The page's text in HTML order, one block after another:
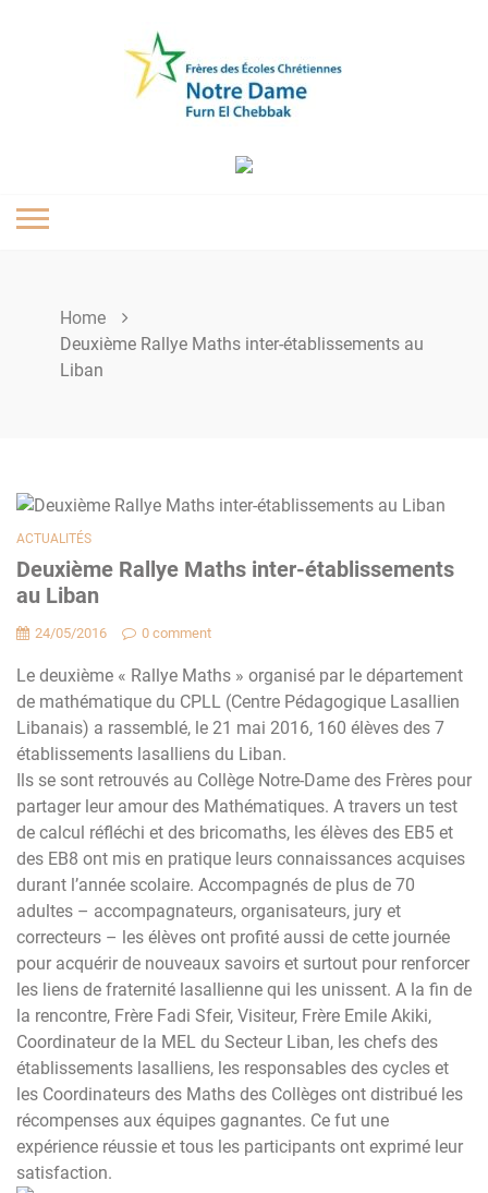
Home
Deuxième Rallye Maths inter-établissements au
Liban
ACTUALITÉS
Deuxième Rallye Maths inter-établissements
au Liban
24/05/2016 0 comment
Le deuxième « Rallye Maths » organisé par le département
de ‎mathématique du CPLL (Centre Pédagogique Lasallien
Libanais) a ‎rassemblé, le 21 mai 2016, 160 élèves des 7
établissements lasalliens du Liban.
Ils se sont retrouvés au Collège Notre-Dame des Frères pour
partager leur ‎amour des Mathématiques. A travers un test
de calcul réfléchi et des bricomaths, les élèves des EB5 et
des EB8 ont mis en pratique ‎leurs connaissances acquises
durant l’année scolaire. Accompagnés de ‎plus de 70
adultes – accompagnateurs, organisateurs, jury et
‎correcteurs – les élèves ont profité aussi de cette journée
pour acquérir ‎de nouveaux savoirs et surtout pour renforcer
les liens de fraternité ‎lasallienne qui les unissent. A la fin de
la rencontre, Frère Fadi Sfeir, Visiteur, Frère Emile Akiki,
Coordinateur de la MEL du Secteur Liban, les chefs des
‎établissements lasalliens, les responsables des cycles et
les ‎Coordinateurs des Maths des Collèges ont distribué les
récompenses aux ‎équipes gagnantes. Ce fut une
expérience réussie et tous les ‎participants ont exprimé leur
satisfaction.